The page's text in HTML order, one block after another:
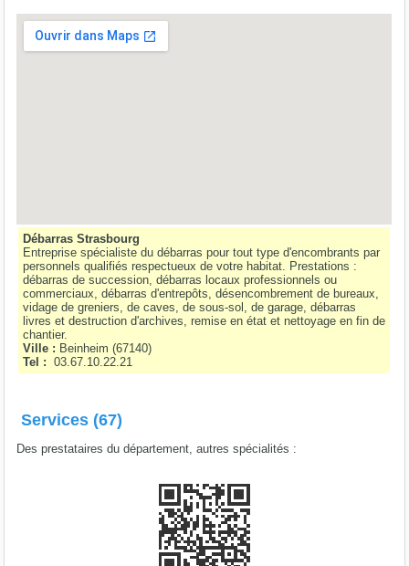
Débarras Strasbourg
Entreprise spécialiste du débarras pour tout type d'encombrants par
personnels qualifiés respectueux de votre habitat. Prestations :
débarras de succession, débarras locaux professionnels ou
commerciaux, débarras d'entrepôts, désencombrement de bureaux,
vidage de greniers, de caves, de sous-sol, de garage, débarras
livres et destruction d'archives, remise en état et nettoyage en fin de
chantier.
Ville : Beinheim(67140)
Tel :
03.67.10.22.21
Services (67)
Des prestataires du département, autres spécialités :